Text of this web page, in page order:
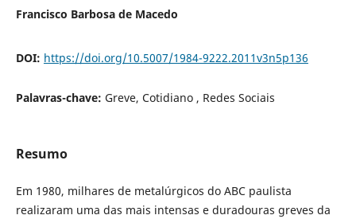
Francisco Barbosa de Macedo
DOI: https://doi.org/10.5007/1984-9222.2011v3n5p136
Palavras-chave: Greve, Cotidiano , Redes Sociais
Resumo
Em 1980, milhares de metalúrgicos do ABC paulista
realizaram uma das mais intensas e duradouras greves da